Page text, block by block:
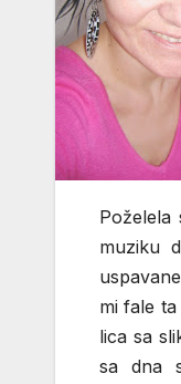
Poželela
muziku
mi fale
lica sa
sa dna